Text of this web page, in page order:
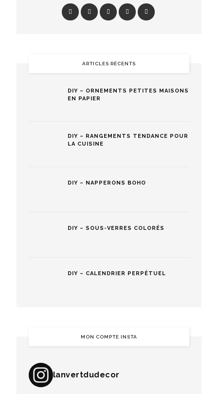
ARTICLES RÉCENTS
DIY – ORNEMENTS PETITES MAISONS
EN PAPIER
DIY – RANGEMENTS TENDANCE POUR
LA CUISINE
DIY – NAPPERONS BOHO
DIY – SOUS-VERRES COLORÉS
DIY – CALENDRIER PERPÉTUEL
MON COMPTE INSTA
lanvertdudecor